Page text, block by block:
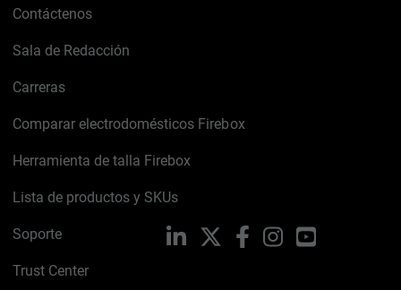
Contáctenos
Sala de Redacción
Carreras
Comparar electrodomésticos Firebox
Herramienta de talla Firebox
Lista de productos y SKUs
Soporte
Trust Center
LinkedIn FacebookInstagramYouTube